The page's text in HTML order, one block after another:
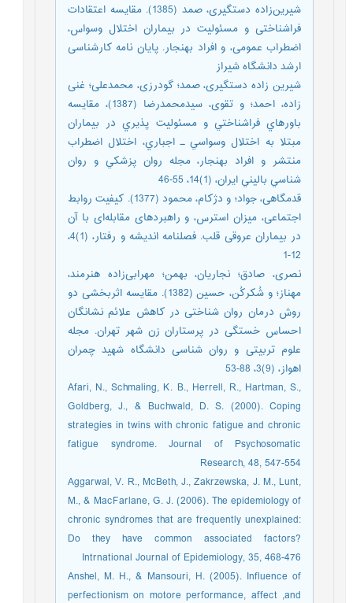
شیرین‌زاده دستگیری، صمد (1385). مقایسه اعتقادات
فراشناختی و مسئولیت در بیماران اختلال وسواس،
اضطراب عمومی، و افراد بهنجار. پایان نامه کارشناسی
ارشد دانشگاه شیراز
شیرین زاده دستگیری، صمد؛ گودرزی، محمدعلی؛ غنی
زاده، احمد؛ و تقوی، سیدمحمدرضا (1387)، مقايسه
باورهاي فراشناختي و مسئوليت پذيري در بيماران
مبتلا به اختلال وسواسي ـ اجباري، اختلال اضطراب
منتشر و افراد بهنجار، مجله روان پزشكي و روان
شناسي باليني ايران، (1)14، 55-46
قدمگاهی، جواد؛ و دژکام، محمود (1377). کیفیت روابط
اجتماعی، میزان استرس، و راهبردهای مقابله‌ای با آن
در بیماران عروقی قلب. فصلنامه اندیشه و رفتار، (1)4،
12-1
نصری، صادق؛ نجاریان، بهمن؛ مهرابی‌زاده هنرمند،
مهناز؛ و شُکرکُن، حسین (1382). مقایسه اثربخشی دو
روش درمان روان شناختی در کاهش علائم نشانگان
احساس خستگی در پرستاران زن شهر تهران. مجله
علوم تربیتی و روان شناسی دانشگاه شهید چمران
اهواز، (9)3، 88-53
Afari, N., Schmaling, K. B., Herrell, R., Hartman, S.,
Goldberg, J., & Buchwald, D. S. (2000). Coping
strategies in twins with chronic fatigue and chronic
fatigue syndrome. Journal of Psychosomatic
Research, 48, 547-554
Aggarwal, V. R., McBeth, J., Zakrzewska, J. M., Lunt,
M., & MacFarlane, G. J. (2006). The epidemiology of
chronic syndromes that are frequently unexplained:
Do they have common associated factors?
Intrnational Journal of Epidemiology, 35, 468-476
Anshel, M. H., & Mansouri, H. (2005). Influence of
perfectionism on motore performance, affect ,and